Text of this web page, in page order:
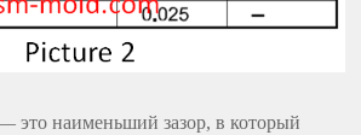
это наименьший зазор, в который